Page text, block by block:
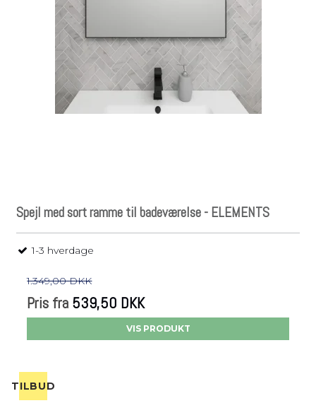
Spejl med sort ramme til badeværelse - ELEMENTS
1-3 hverdage
1.349,00 DKK
Pris fra 539,50 DKK
VIS PRODUKT
TILBUD